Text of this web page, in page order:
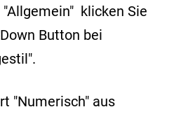
klicken Sie
Button bei
"Numerisch" aus